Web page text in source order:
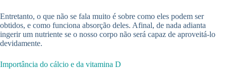
Entretanto, o que não se fala muito é sobre como eles podem ser
obtidos, e como funciona absorção deles. Afinal, de nada adianta
ingerir um nutriente se o nosso corpo não será capaz de aproveitá-lo
devidamente.
Importância do cálcio e da vitamina D